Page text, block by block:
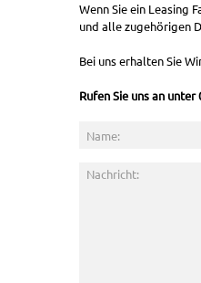
Wenn Sie ein Leasing
und alle zugehörigen
Bei uns erhalten Sie
Rufen Sie uns an